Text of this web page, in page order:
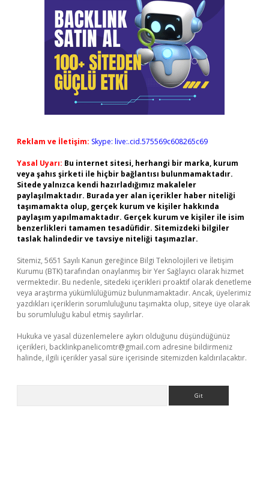
Reklam ve İletişim: Skype: live:.cid.575569c608265c69
Yasal Uyarı: Bu internet sitesi, herhangi bir marka, kurum
veya şahıs şirketi ile hiçbir bağlantısı bulunmamaktadır.
Sitede yalnızca kendi hazırladığımız makaleler
paylaşılmaktadır. Burada yer alan içerikler haber niteliği
taşımamakta olup, gerçek kurum ve kişiler hakkında
paylaşım yapılmamaktadır. Gerçek kurum ve kişiler ile isim
benzerlikleri tamamen tesadüfidir. Sitemizdeki bilgiler
taslak halindedir ve tavsiye niteliği taşımazlar.
Sitemiz, 5651 Sayılı Kanun gereğince Bilgi Teknolojileri ve İletişim
Kurumu (BTK) tarafından onaylanmış bir Yer Sağlayıcı olarak hizmet
vermektedir. Bu nedenle, sitedeki içerikleri proaktif olarak denetleme
veya araştırma yükümlülüğümüz bulunmamaktadır. Ancak, üyelerimiz
yazdıkları içeriklerin sorumluluğunu taşımakta olup, siteye üye olarak
bu sorumluluğu kabul etmiş sayılırlar.
Hukuka ve yasal düzenlemelere aykırı olduğunu düşündüğünüz
içerikleri, backlinkpanelicomtr@gmail.com adresine bildirmeniz
halinde, ilgili içerikler yasal süre içerisinde sitemizden kaldırılacaktır.